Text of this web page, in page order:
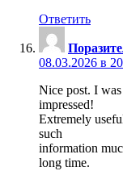
Ответить
08.03.2026 в
Nice post. I
impressed!
Extremely
such
information
long time.